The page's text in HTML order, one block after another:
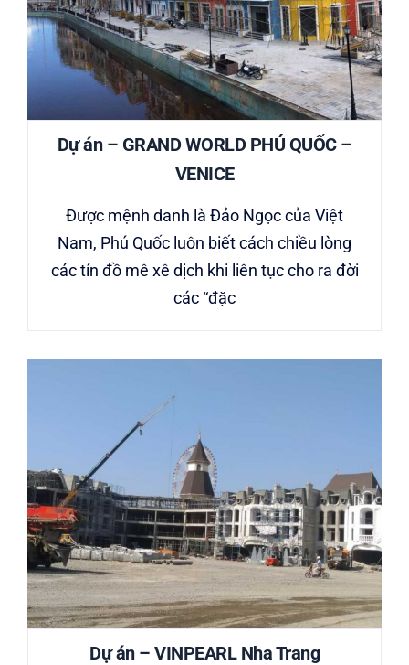
Dự án – GRAND WORLD PHÚ QUỐC –
VENICE
Được mệnh danh là Đảo Ngọc của Việt
Nam, Phú Quốc luôn biết cách chiều lòng
các tín đồ mê xê dịch khi liên tục cho ra đời
các “đặc
Dự án – VINPEARL Nha Trang